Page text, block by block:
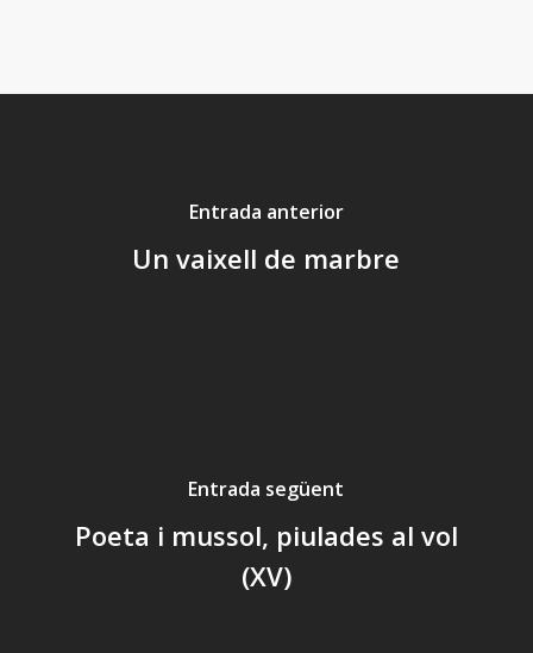
Entrada anterior
Un vaixell de marbre
Entrada següent
Poeta i mussol, piulades al vol
(XV)